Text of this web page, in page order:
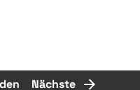
Nächste